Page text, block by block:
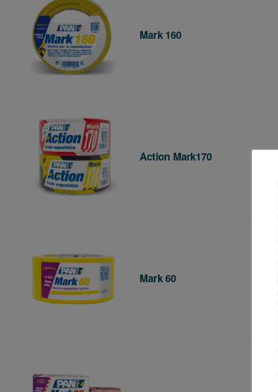
Mark 160
Action Mark170
Mark 60